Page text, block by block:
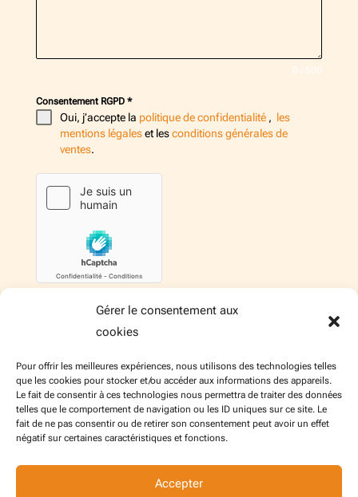
Gérer le consentement aux
cookies
Pour offrir les meilleures expériences, nous utilisons des technologies telles
que les cookies pour stocker et/ou accéder aux informations des appareils.
Le fait de consentir à ces technologies nous permettra de traiter des données
telles que le comportement de navigation ou les ID uniques sur ce site. Le
fait de ne pas consentir ou de retirer son consentement peut avoir un effet
négatif sur certaines caractéristiques et fonctions.
Accepter
0 / 500
Consentement RGPD *
Oui, j’accepte la politique de confidentialité, les
mentions légaleset lesconditions générales de
ventes.
Politique de confidentialité de l’application Calendrier
BeautyDOM (pour les agents BEAUTYDOM)